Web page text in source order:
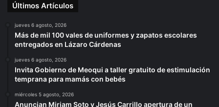
Últimos Artículos
jueves 6 agosto, 2026
Más de mil 100 vales de uniformes y zapatos escolares
entregados en Lázaro Cárdenas
jueves 6 agosto, 2026
Invita Gobierno de Meoqui a taller gratuito de estimulación
temprana para mamás con bebés
miércoles 5 agosto, 2026
Anuncian Miriam Soto y Jesús Carrillo apertura de un